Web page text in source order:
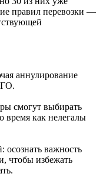
правил перевозки —
аннулирование
смогут выбирать
время как нелегалы
важность
чтобы избежать